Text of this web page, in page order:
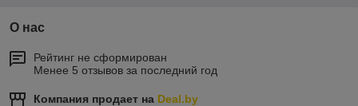
О нас
Рейтинг не сформирован
Менее 5 отзывов за последний год
Компания продает на Deal.by